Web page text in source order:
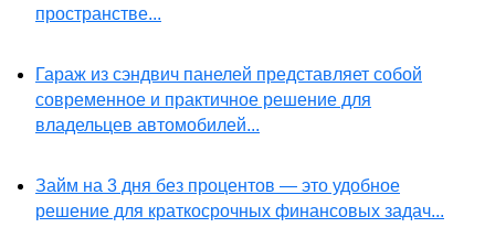
пространстве...
Гараж из сэндвич панелей представляет собой
современное и практичное решение для
владельцев автомобилей...
Займ на 3 дня без процентов — это удобное
решение для краткосрочных финансовых задач...